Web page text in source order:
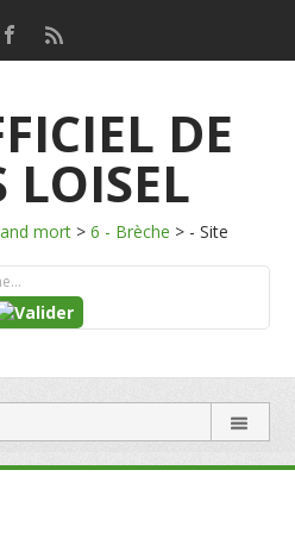
DE
LOISEL
mort > 6 - Brèche > - Site